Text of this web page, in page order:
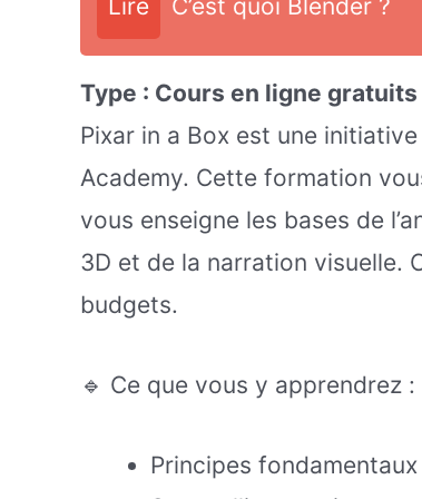
Lire C’est quoi Blender ?
Type : Cours en ligne gratuits
Pixar in a Box est une
Academy. Cette formation
vous enseigne les bases de
3D et de la narration visuelle.
budgets.
🔹 Ce que vous y apprendrez :
Principes fondamentaux